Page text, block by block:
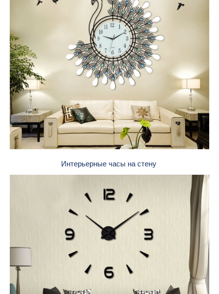
Интерьерные часы на стену